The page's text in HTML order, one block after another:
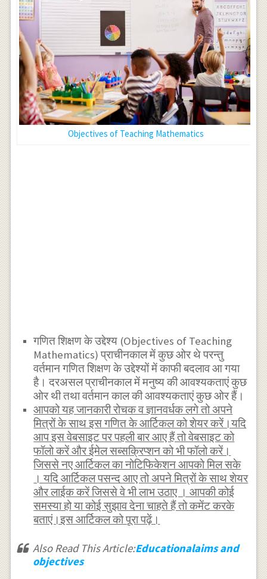
Objectives of Teaching Mathematics
गणित शिक्षण के उद्देश्य (Objectives of Teaching
Mathematics) प्राचीनकाल में कुछ ओर थे परन्तु
वर्तमान गणित शिक्षण के उद्देश्यों में काफी बदलाव आ गया
है। दरअसल प्राचीनकाल में मनुष्य की आवश्यकताएं कुछ
ओर थी तथा वर्तमान काल की आवश्यकताएं कुछ ओर हैं।
आपको यह जानकारी रोचक व ज्ञानवर्धक लगे तो अपने
मित्रों के साथ इस गणित के आर्टिकल को शेयर करें।यदि
आप इस वेबसाइट पर पहली बार आए हैं तो वेबसाइट को
फॉलो करें और ईमेल सब्सक्रिप्शन को भी फॉलो करें।
जिससे नए आर्टिकल का नोटिफिकेशन आपको मिल सके
। यदि आर्टिकल पसन्द आए तो अपने मित्रों के साथ शेयर
और लाईक करें जिससे वे भी लाभ उठाए । आपकी कोई
समस्या हो या कोई सुझाव देना चाहते हैं तो कमेंट करके
बताएं।इस आर्टिकल को पूरा पढ़ें।
Also Read This Article:Educationalaims and
objectives